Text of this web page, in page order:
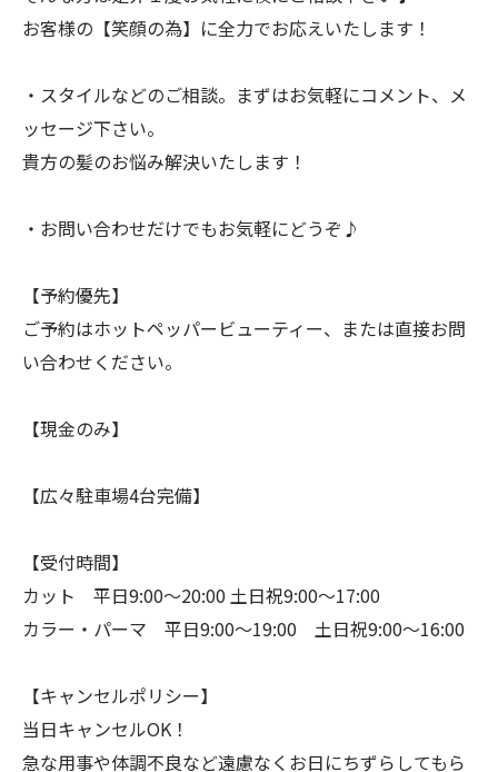
お客様の【笑顔の為】に全力でお応えいたします！
・スタイルなどのご相談。まずはお気軽にコメント、メ
ッセージ下さい。
貴方の髪のお悩み解決いたします！
・お問い合わせだけでもお気軽にどうぞ♪
【予約優先】
ご予約はホットペッパービューティー、または直接お問
い合わせください。
【現金のみ】
【広々駐車場4台完備】
【受付時間】
カット 平日9:00〜20:00 土日祝9:00〜17:00
カラー・パーマ 平日9:00〜19:00 土日祝9:00〜16:00
【キャンセルポリシー】
当日キャンセルOK！
急な用事や体調不良など遠慮なくお日にちずらしてもら